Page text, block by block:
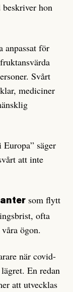
beskriver hon
anpassat för
Svårt
mediciner
säger
att inte
som flytt
ofta
ögon.
när covid-
En redan
att utvecklas